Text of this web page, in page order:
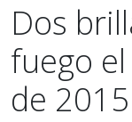
Dos
fuego
de 2015